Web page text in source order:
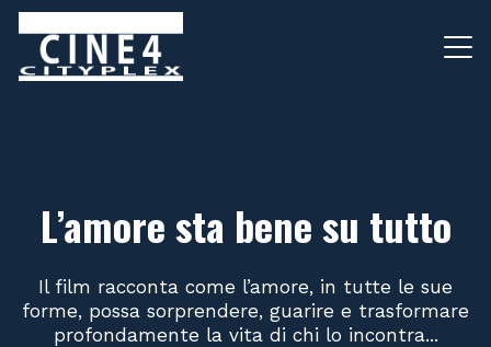
L’amore sta bene su tutto
Il film racconta come l’amore, in tutte le sue
forme, possa sorprendere, guarire e trasformare
profondamente la vita di chi lo incontra...